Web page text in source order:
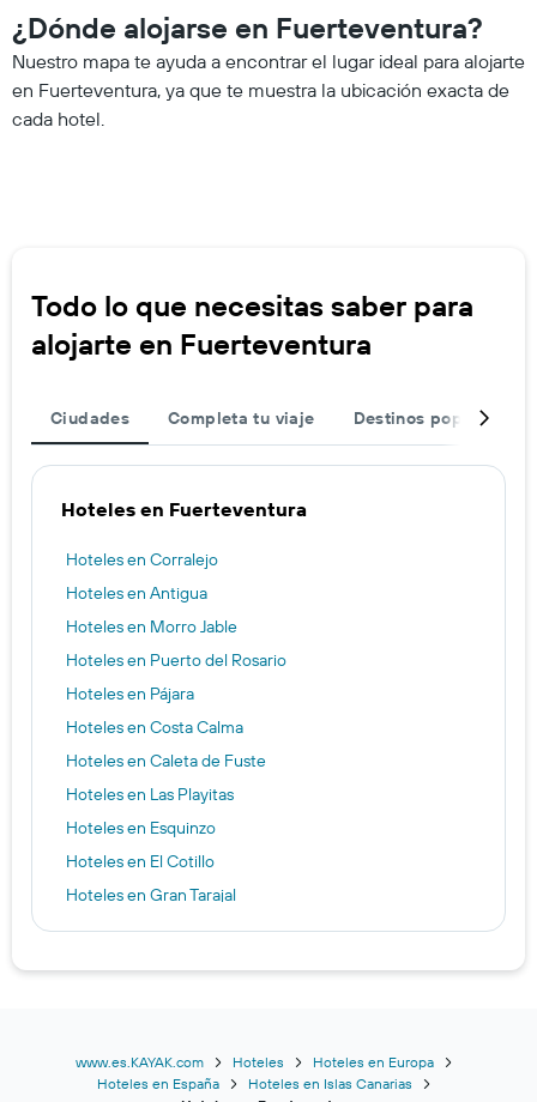
¿Dónde alojarse en Fuerteventura?
Nuestro mapa te ayuda a encontrar el lugar ideal para alojarte
en Fuerteventura, ya que te muestra la ubicación exacta de
cada hotel.
Todo lo que necesitas saber para
alojarte en Fuerteventura
Ciudades Completa tu viaje Destinos populares
Hoteles en Fuerteventura
Hoteles en Corralejo
Hoteles en Antigua
Hoteles en Morro Jable
Hoteles en Puerto del Rosario
Hoteles en Pájara
Hoteles en Costa Calma
Hoteles en Caleta de Fuste
Hoteles en Las Playitas
Hoteles en Esquinzo
Hoteles en El Cotillo
Hoteles en Gran Tarajal
Hoteles en Jandía
Hoteles en Tarajalejo
Hoteles en Tuineje
www.es.KAYAK.com Hoteles
Hoteles en Europa
Hoteles en España
Hoteles en Islas Canarias